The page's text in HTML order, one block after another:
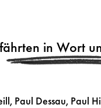
in Wort
Paul Dessau, Paul